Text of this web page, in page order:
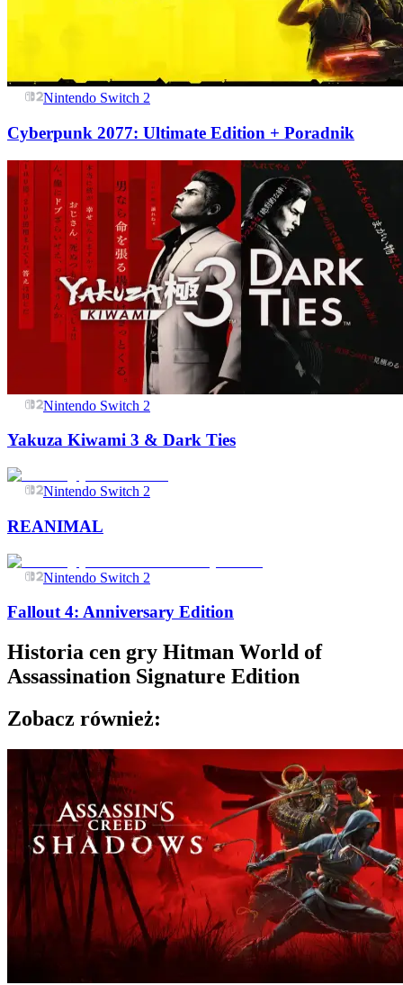
Nintendo Switch 2
Cyberpunk 2077: Ultimate Edition + Poradnik
Nintendo Switch 2
Yakuza Kiwami 3 & Dark Ties
Nintendo Switch 2
REANIMAL
Nintendo Switch 2
Fallout 4: Anniversary Edition
Historia cen gry Hitman World of
Assassination Signature Edition
Zobacz również: